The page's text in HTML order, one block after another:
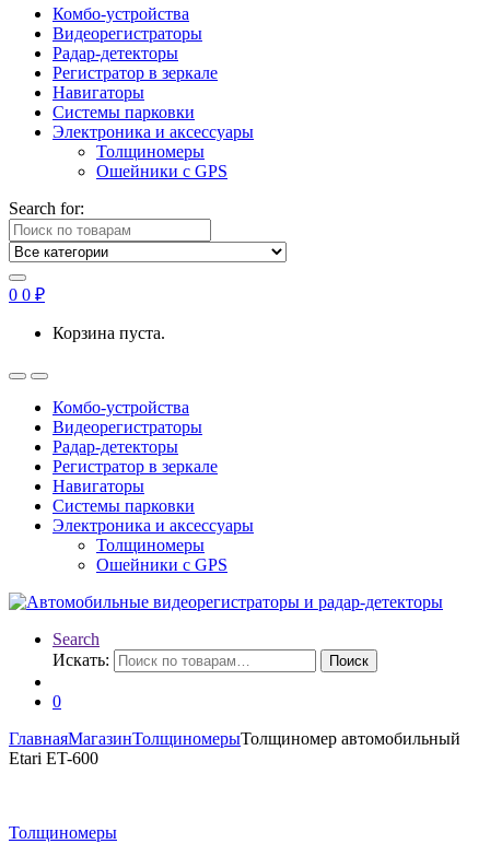
Комбо-устройства
Видеорегистраторы
Радар-детекторы
Регистратор в зеркале
Навигаторы
Системы парковки
Электроника и аксессуары
Толщиномеры
Ошейники с GPS
Search for:
0 0 ₽
Корзина пуста.
Комбо-устройства
Видеорегистраторы
Радар-детекторы
Регистратор в зеркале
Навигаторы
Системы парковки
Электроника и аксессуары
Толщиномеры
Ошейники с GPS
Search
Искать:
Поиск
0
ГлавнаяМагазинТолщиномерыТолщиномер автомобильный
Etari ET-600
Толщиномеры